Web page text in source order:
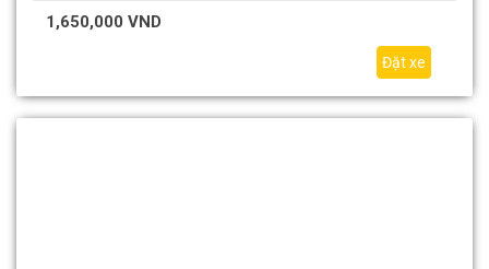
1,650,000 VND
Đặt xe